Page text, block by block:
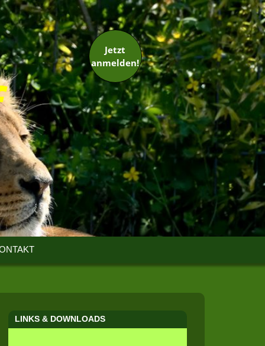
Jetzt
anmelden!
LINKS & DOWNLOADS